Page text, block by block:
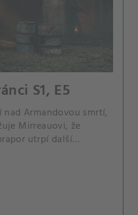
S1, E5
Armandovou smrtí,
Mirreauovi, že
utrpí další
let starým případem
se Mirreau zdá být